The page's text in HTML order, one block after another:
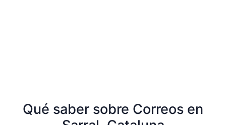
Qué saber sobre Correos en